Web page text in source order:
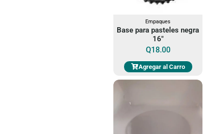
Empaques
Base para pasteles negra
16"
Q18.00
Agregar al Carro